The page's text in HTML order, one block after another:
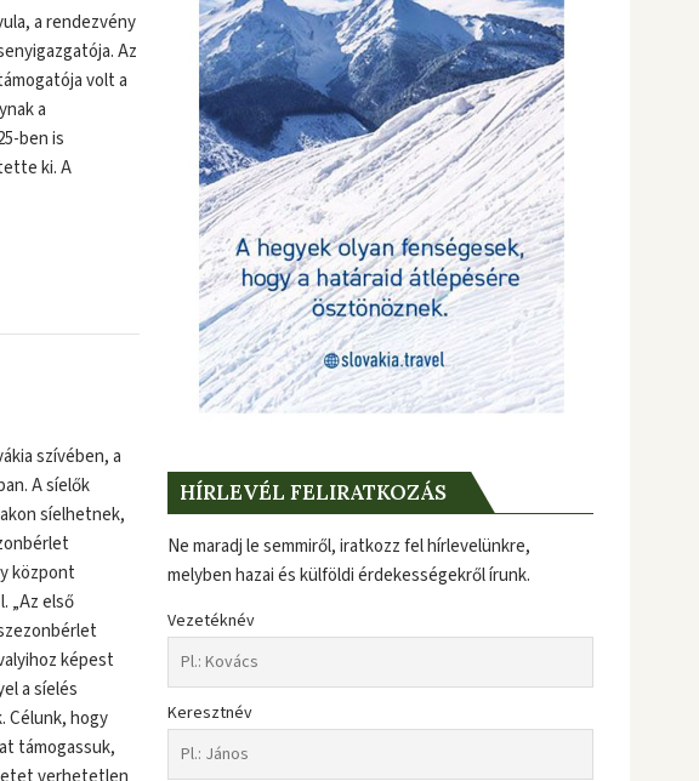
a rendezvény
Az
volt a
a
ben is
ki. A
szívében, a
A síelők
síelhetnek,
központ
„Az első
képest
a síelés
Célunk, hogy
támogassuk,
HÍRLEVÉL FELIRATKOZÁS
Ne maradj le semmiről, iratkozz fel hírlevelünkre,
melyben hazai és külföldi érdekességekről írunk.
Vezetéknév
Keresztnév